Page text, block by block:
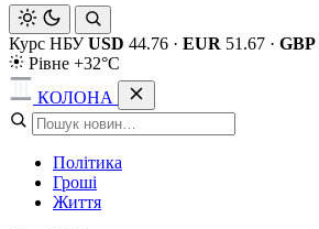
Курс НБУ USD 44.76 · EUR 51.67 · GBP
Рівне +32°C
КОЛОНА
Політика
Гроші
Життя